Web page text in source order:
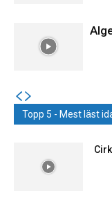
Topp 5 - Mest läst